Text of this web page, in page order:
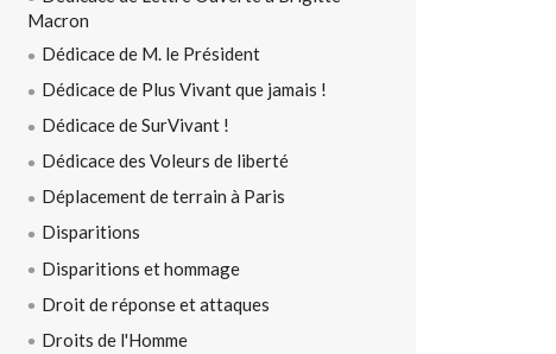
Macron
Dédicace de M. le Président
Dédicace de Plus Vivant que jamais !
Dédicace de SurVivant !
Dédicace des Voleurs de liberté
Déplacement de terrain à Paris
Disparitions
Disparitions et hommage
Droit de réponse et attaques
Droits de l'Homme